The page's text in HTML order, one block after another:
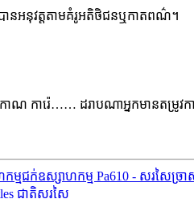
នអនុវត្តតាមគំរូអតិថិជនឬកាតពណ៌។
ោណ ការ៉េ…… ដរាបណាអ្នកមានតម្រូវក
កម្មជក់ឧស្សាហកម្ម Pa610 - សរសៃច្
ជាតិសរសៃ